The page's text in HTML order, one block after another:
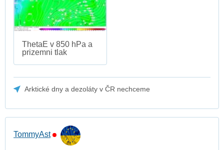
ThetaE v 850 hPa a
prizemni tlak
Arktické dny a dezoláty v ČR nechceme
TommyAst